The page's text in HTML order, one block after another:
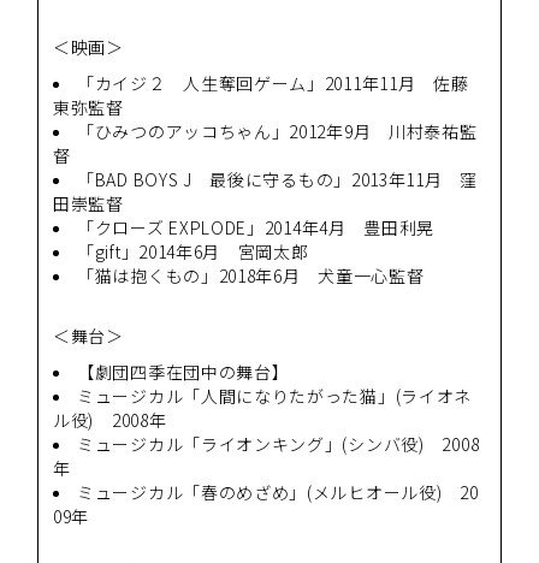
＜映画＞
「カイジ２ 人生奪回ゲーム」2011年11月 佐藤
東弥監督
「ひみつのアッコちゃん」2012年9月 川村泰祐監
督
「BAD BOYS J 最後に守るもの」2013年11月 窪
田崇監督
「クローズ EXPLODE」2014年4月 豊田利晃
「gift」2014年6月 宮岡太郎
「猫は抱くもの」2018年6月 犬童一心監督
＜舞台＞
【劇団四季在団中の舞台】
ミュージカル「人間になりたがった猫」(ライオネ
ル役) 2008年
ミュージカル「ライオンキング」(シンバ役) 2008
年
ミュージカル「春のめざめ」(メルヒオール役) 20
09年